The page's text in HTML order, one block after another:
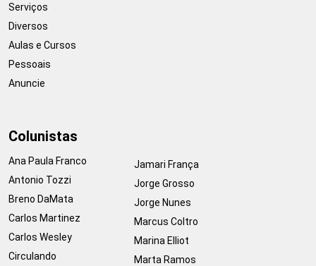
Serviços
Diversos
Aulas e Cursos
Pessoais
Anuncie
Colunistas
Ana Paula Franco
Antonio Tozzi
Breno DaMata
Carlos Martinez
Carlos Wesley
Circulando
Jamari França
Jorge Grosso
Jorge Nunes
Marcus Coltro
Marina Elliot
Marta Ramos